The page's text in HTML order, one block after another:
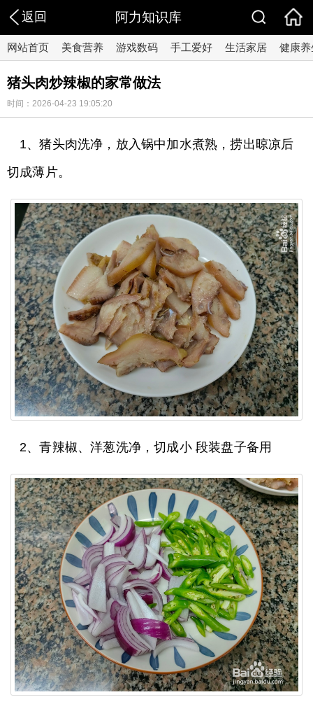
返回 阿力知识库
网站首页 美食营养 游戏数码 手工爱好 生活家居 健康养
猪头肉炒辣椒的家常做法
时间：2026-04-23 19:05:20
1、猪头肉洗净，放入锅中加水煮熟，捞出晾凉后
切成薄片。
2、青辣椒、洋葱洗净，切成小 段装盘子备用